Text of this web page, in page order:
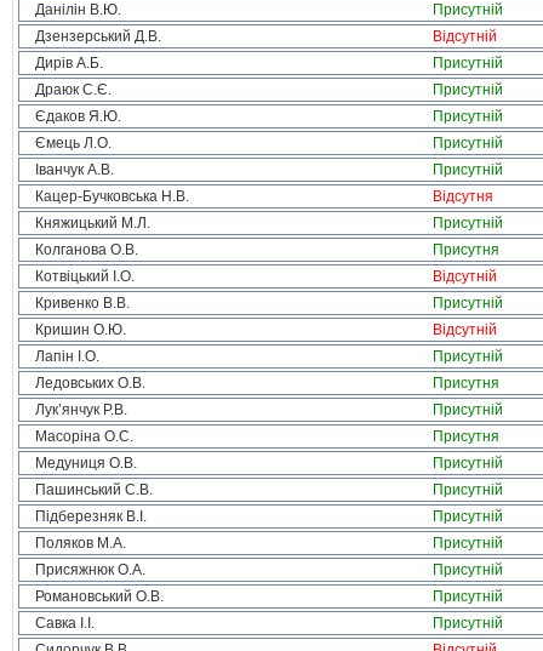
Данілін В.Ю.
Присутній
Дзензерський Д.В.
Відсутній
Дирів А.Б.
Присутній
Драюк С.Є.
Присутній
Єдаков Я.Ю.
Присутній
Ємець Л.О.
Присутній
Іванчук А.В.
Присутній
Кацер-Бучковська Н.В.
Відсутня
Княжицький М.Л.
Присутній
Колганова О.В.
Присутня
Котвіцький І.О.
Відсутній
Кривенко В.В.
Присутній
Кришин О.Ю.
Відсутній
Лапін І.О.
Присутній
Ледовських О.В.
Присутня
Лук’янчук Р.В.
Присутній
Масоріна О.С.
Присутня
Медуниця О.В.
Присутній
Пашинський С.В.
Присутній
Підберезняк В.І.
Присутній
Поляков М.А.
Присутній
Присяжнюк О.А.
Присутній
Романовський О.В.
Присутній
Савка І.І.
Присутній